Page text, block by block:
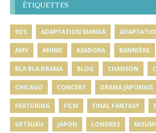
ÉTIQUETTES
90'S ADAPTATION MANGA
AMV ANIME ASADORA BANNIÈRE
BLA BLA DRAMA BLOG CHANSON
CHICAGO CONCERT DRAMA JAPONAIS
FEATURING FILM FINAL FANTASY
GETSUKU JAPON LONDRES